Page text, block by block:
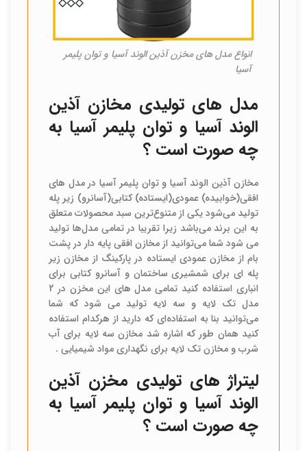
انواع مدل های مخزن آذین الوند آسیا و توان پلیمر
آسیا
مدل های تولیدی مخازن آذین
الوند آسیا و توان پلیمر آسیا به
چه صورت است ؟
مخازن آذین الوند آسیا و توان پلیمر آسیا در مدل های
افقی(خوابیده) عمودی(ایستاده) کتابی(آسانرو) زیر پله
تولید می‌شود یکی از متنوع‌ترین سبد محصولات متعلق
به این برند می‌باشد زیرا تقریبا در تمامی مدل‌ها تولید
می شود شما می‌توانید از مخازن افقی پایه دار در پشت
بام از مخازن عمودی ایستاده در پارکینگ از مخازن زیر
پله ای برای شمشیری ساختمان و آسانرو کتابی برای
انباری استفاده کنید تمامی مدل های این مخزن در 2
مدل تک لایه و سه لایه تولید می شود که شما
می‌توانید بنا به استفاده‌ای که دارید از هرکدام استفاده
کنید همان طور که اشاره شد مخازن سه لایه برای آب
شرب و مخازن تک لایه برای نگهداری مواد شیمیایی .
لیتراژ های تولیدی مخزن آذین
الوند آسیا و توان پلیمر آسیا به
چه صورت است ؟